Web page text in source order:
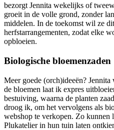
bezorgt Jennita wekelijks of
groeit in de volle grond, zonder
middelen. In de toekomst wil ze
herfstarrangementen, zodat elke
opbloeien.
Biologische bloemenzaden
Meer goede (orch)ideeën?
de bloemen laat ik expres
bestuiving, waarna de planten
droog ik, om het vervolgens als
webshop te verkopen. Zo kunnen
Plukatelier in hun tuin laten